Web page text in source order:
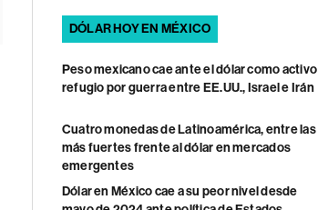
DÓLAR HOY EN MÉXICO
Peso mexicano cae ante el dólar como activo
refugio por guerra entre EE.UU., Israel e Irán
Cuatro monedas de Latinoamérica, entre las
más fuertes frente al dólar en mercados
emergentes
Dólar en México cae a su peor nivel desde